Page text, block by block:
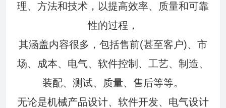
理、方法和技术，以提高效率、质量和可靠
性的过程，
其涵盖内容很多，包括售前(甚至客户)、市
场、成本、电气、软件控制、工艺、制造、
装配、测试、质量、售后等等。
无论是机械产品设计、软件开发、电气设计